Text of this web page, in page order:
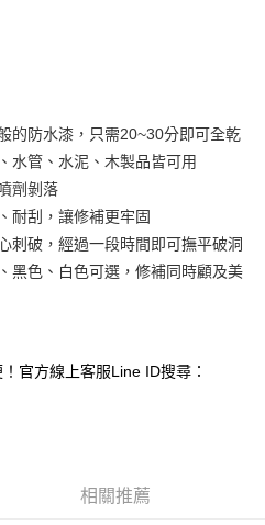
免運費
的防水漆，只需20~30分即可全乾
水管、水泥、木製品皆可用
劑剝落
耐刮，讓修補更牢固
刺破，經過一段時間即可撫平破洞
黑色、白色可選，修補同時顧及美
官方線上客服Line ID搜尋：
相關推薦